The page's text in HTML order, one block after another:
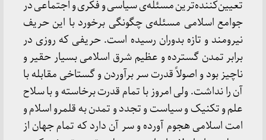
تعیین‌کننده‌ترین مسئله‌ی سیاسی و فکری و اجتماعی در
جوامع اسلامی مسئله‌ی چگونگی برخورد با این حریف
نیرومند و تازه بدوران رسیده است. حریفی که روزی در
برابر تمدن گسترده و عظیم شرق اسلامی بسیار حقیر و
ناچیز بود و اصولاً قدرت سر برآوردن و گستاخی مقابله با
آن را نداشت. ولی امروز با تمام قدرت برخاسته و با سلاح
علم و تکنیک و سیاست و تجدد و تمدن به قلمرو اسلام و
امت اسلامی هجوم آورده و سر آن دارد که تمام جهان از